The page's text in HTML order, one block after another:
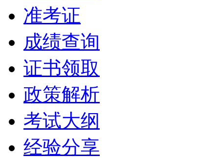
准考证
成绩查询
证书领取
政策解析
考试大纲
经验分享